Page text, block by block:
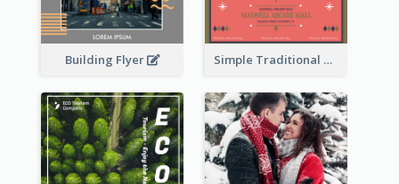
Building Flyer Simple Traditional CNY Sales Flyer Design